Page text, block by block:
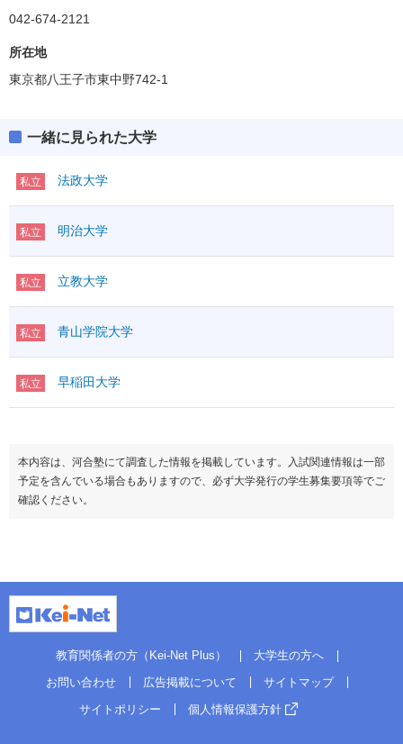
総合政策学部
偏差値
経済学部
偏差値 57.5
商（フレックス）学部
偏差値 57.5～60.0
基幹理工学部
社会理工学部
偏差値 57.5～60.0
先進理工学部
国際情報学部
偏差値 57.5
042-674-2121
所在地
東京都八王子市東中野742-1
一緒に見られた大学
私立 法政大学
私立 明治大学
私立 立教大学
私立 青山学院大学
私立 早稲田大学
本内容は、河合塾にて調査した情報を掲載しています。入試関連情報は一部
予定を含んでいる場合もありますので、必ず大学発行の学生募集要項等でご
確認ください。
教育関係者の方（Kei-Net Plus）
大学生の方へ
お問い合わせ
広告掲載について
サイトマップ
サイトポリシー
個人情報保護方針